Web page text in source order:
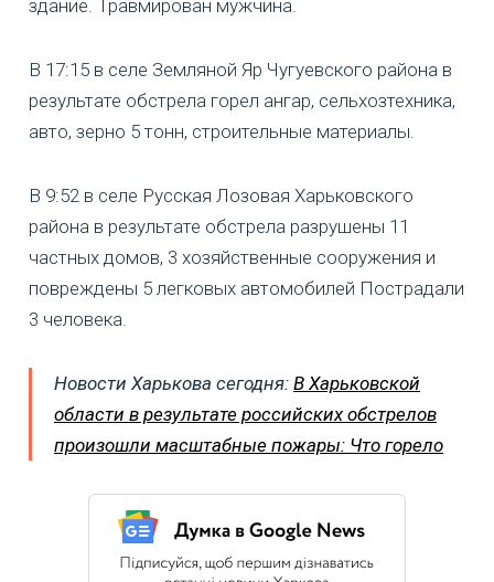
здание. Травмирован мужчина.
В 17:15 в селе Земляной Яр Чугуевского района в
результате обстрела горел ангар, сельхозтехника,
авто, зерно 5 тонн, строительные материалы.
В 9:52 в селе Русская Лозовая Харьковского
района в результате обстрела разрушены 11
частных домов, 3 хозяйственные сооружения и
повреждены 5 легковых автомобилей Пострадали
3 человека.
Новости Харькова сегодня: В Харьковской
области в результате российских обстрелов
произошли масштабные пожары: Что горело